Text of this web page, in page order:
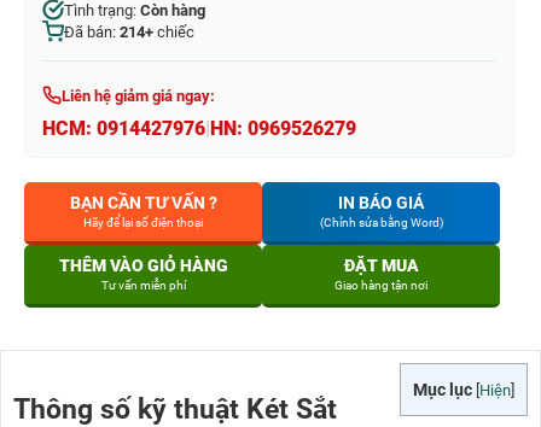
Tình trạng: Còn hàng
Đã bán: 214+ chiếc
Liên hệ giảm giá ngay:
HCM: 0914427976 HN: 0969526279
BẠN CẦN TƯ VẤN ?
Hãy để lại số điện thoại
IN BÁO GIÁ
(Chỉnh sửa bằng Word)
THÊM VÀO GIỎ HÀNG
Tư vấn miễn phí
ĐẶT MUA
Giao hàng tận nơi
Mục lục Hiện
Thông số kỹ thuật Két Sắt